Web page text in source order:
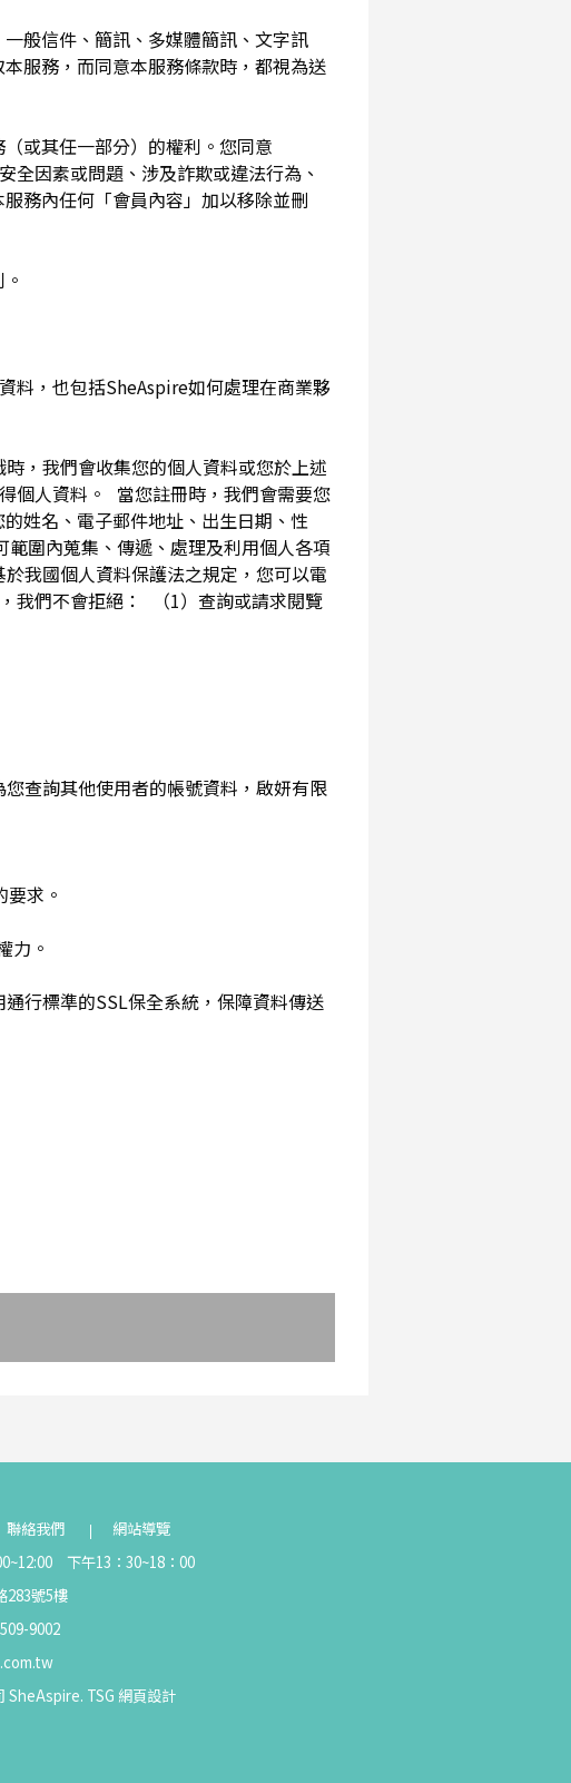
般信件、簡訊、多媒體簡訊、文字訊
服務，而同意本服務條款時，都視為送
或其任一部分）的權利。您同意
全因素或問題、涉及詐欺或違法行為、
務內任何「會員內容」加以移除並刪
料，也包括SheAspire如何處理在商業夥
，我們會收集您的個人資料或您於上述
個人資料。 當您註冊時，我們會需要您
姓名、電子郵件地址、出生日期、性
圍內蒐集、傳遞、處理及利用個人各項
我國個人資料保護法之規定，您可以電
我們不會拒絕： （1）查詢或請求閱覽
查詢其他使用者的帳號資料，啟妍有限
求。
力。
行標準的SSL保全系統，保障資料傳送
聯絡我們
網站導覽
下午13：30~18：00
283號5樓
9002
SheAspire. TSG 網頁設計